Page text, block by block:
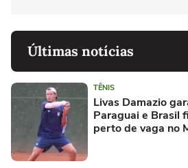
Últimas notícias
TÊNIS
Livas Damazio
Paraguai e Brasil
perto de vaga no